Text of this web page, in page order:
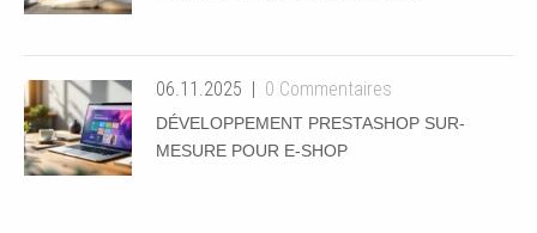
06.11.2025 0 Commentaires
DÉVELOPPEMENT PRESTASHOP SUR-
MESURE POUR E-SHOP